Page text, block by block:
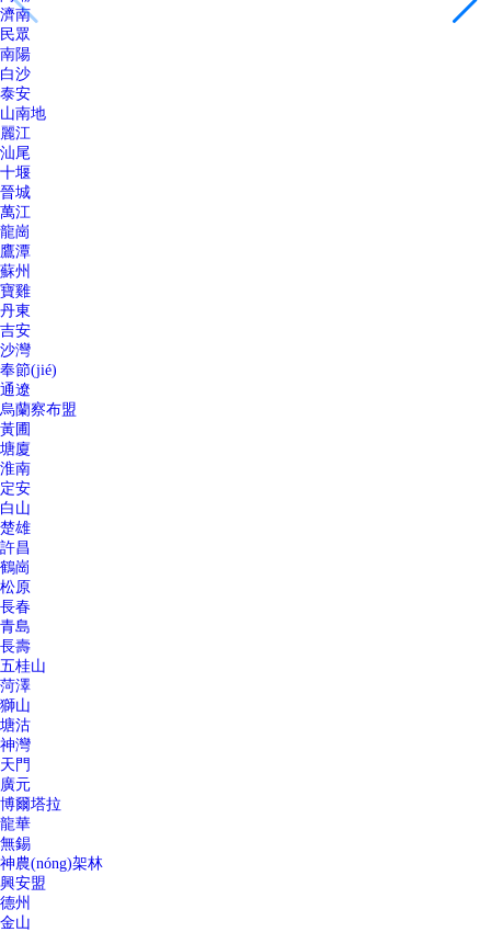
濟南
民眾
南陽
白沙
泰安
山南地
麗江
汕尾
十堰
晉城
萬江
龍崗
鷹潭
蘇州
寶雞
丹東
吉安
沙灣
奉節(jié)
通遼
烏蘭察布盟
黃圃
塘廈
淮南
定安
白山
楚雄
許昌
鶴崗
松原
長春
青島
長壽
五桂山
菏澤
獅山
塘沽
神灣
天門
廣元
博爾塔拉
龍華
無錫
神農(nóng)架林
興安盟
德州
金山